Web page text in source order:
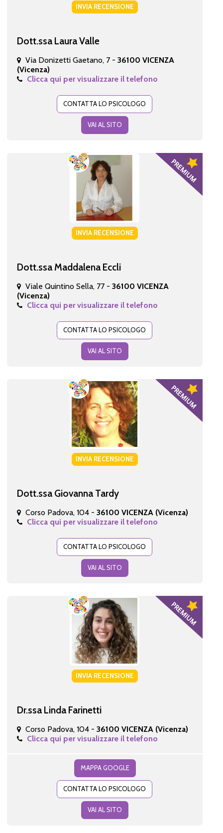
INVIA RECENSIONE
Dott.ssa Laura Valle
Via Donizetti Gaetano, 7 - 36100 VICENZA
(Vicenza)
Clicca qui per visualizzare il telefono
CONTATTA LO PSICOLOGO
VAI AL SITO
INVIA RECENSIONE
Dott.ssa Maddalena Eccli
Viale Quintino Sella, 77 - 36100 VICENZA
(Vicenza)
Clicca qui per visualizzare il telefono
CONTATTA LO PSICOLOGO
VAI AL SITO
INVIA RECENSIONE
Dott.ssa Giovanna Tardy
Corso Padova, 104 - 36100 VICENZA (Vicenza)
Clicca qui per visualizzare il telefono
CONTATTA LO PSICOLOGO
VAI AL SITO
INVIA RECENSIONE
Dr.ssa Linda Farinetti
Corso Padova, 104 - 36100 VICENZA (Vicenza)
Clicca qui per visualizzare il telefono
MAPPA GOOGLE
CONTATTA LO PSICOLOGO
VAI AL SITO